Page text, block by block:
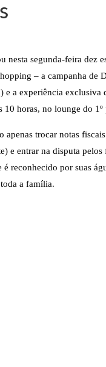
nesta segunda-feira dez
– a campanha de
e a experiência
10 horas, no lounge do 1º
trocar notas
e entrar na disputa
reconhecido por suas
a família.